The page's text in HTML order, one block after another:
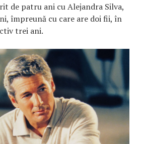
de patru ani cu Alejandra Silva,
împreună cu care are doi fii, în
trei ani.